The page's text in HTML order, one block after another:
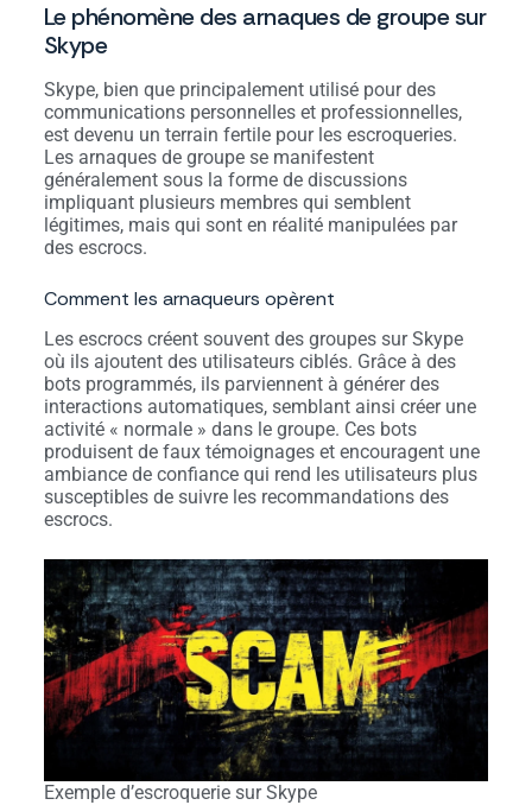
Le phénomène des arnaques de groupe sur
Skype
Skype, bien que principalement utilisé pour des
communications personnelles et professionnelles,
est devenu un terrain fertile pour les escroqueries.
Les arnaques de groupe se manifestent
généralement sous la forme de discussions
impliquant plusieurs membres qui semblent
légitimes, mais qui sont en réalité manipulées par
des escrocs.
Comment les arnaqueurs opèrent
Les escrocs créent souvent des groupes sur Skype
où ils ajoutent des utilisateurs ciblés. Grâce à des
bots programmés, ils parviennent à générer des
interactions automatiques, semblant ainsi créer une
activité « normale » dans le groupe. Ces bots
produisent de faux témoignages et encouragent une
ambiance de confiance qui rend les utilisateurs plus
susceptibles de suivre les recommandations des
escrocs.
Exemple d’escroquerie sur Skype